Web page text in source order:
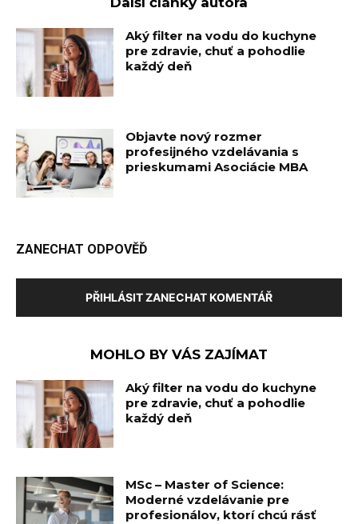
Aký filter na vodu do kuchyne
pre zdravie, chuť a pohodlie
každý deň
Objavte nový rozmer
profesijného vzdelávania s
prieskumami Asociácie MBA
ZANECHAT ODPOVĚĎ
PŘIHLÁSIT ZANECHAT KOMENTÁŘ
MOHLO BY VÁS ZAJÍMAT
Aký filter na vodu do kuchyne
pre zdravie, chuť a pohodlie
každý deň
MSc – Master of Science:
Moderné vzdelávanie pre
profesionálov, ktorí chcú rásť